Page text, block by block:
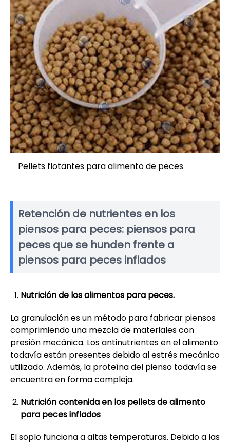
Pellets flotantes para alimento de peces
Retención de nutrientes en los
piensos para peces: piensos para
peces que se hunden frente a
piensos para peces inflados
Nutrición de los alimentos para peces.
La granulación es un método para fabricar piensos
comprimiendo una mezcla de materiales con
presión mecánica. Los antinutrientes en el alimento
todavía están presentes debido al estrés mecánico
utilizado. Además, la proteína del pienso todavía se
encuentra en forma compleja.
Nutrición contenida en los pellets de alimento
para peces inflados
El soplo funciona a altas temperaturas. Debido a las